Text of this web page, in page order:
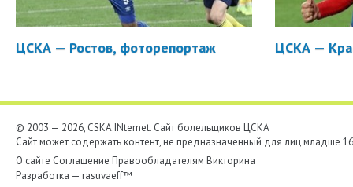
ЦСКА — Ростов, фоторепортаж ЦСКА —
© 2003 — 2026, CSKA.INternet. Cайт болельщиков ЦСКА
Сайт может содержать контент, не предназначенный для лиц младше
О сайте Соглашение Правообладателям Викторина
Разработка — rasuvaeff™